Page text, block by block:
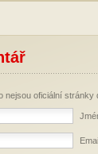
nejsou oficiální stránky